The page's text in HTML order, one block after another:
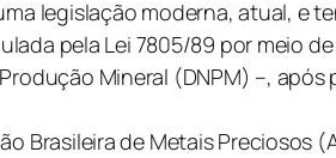
legislação moderna, atual, e
pela Lei 7805/89 por meio
Mineral (DNPM) –,
Brasileira de Metais Preciosos